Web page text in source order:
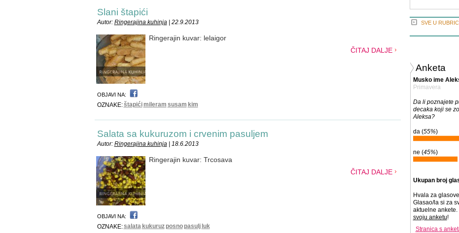
Slani štapići
Autor: Ringerajina kuhinja| 22.9.2013
Ringerajin kuvar: lelaigor
ČITAJ DALJE
OBJAVI NA:
OZNAKE:štapići mileram susam kim
Salata sa kukuruzom i crvenim pasuljem
Autor: Ringerajina kuhinja| 18.6.2013
Ringerajin kuvar: Trcosava
ČITAJ DALJE
OBJAVI NA:
OZNAKE:salata kukuruz posno pasulj luk
SVE U
Anketa
Musko ime
Primavera
Da li poznajete
decaka koji se
Aleksa?
da (55%)
ne (45%)
Ukupan broj
Hvala za
Glasao/la si za
aktuelne ankete.
svoju anketu!
Stranica s